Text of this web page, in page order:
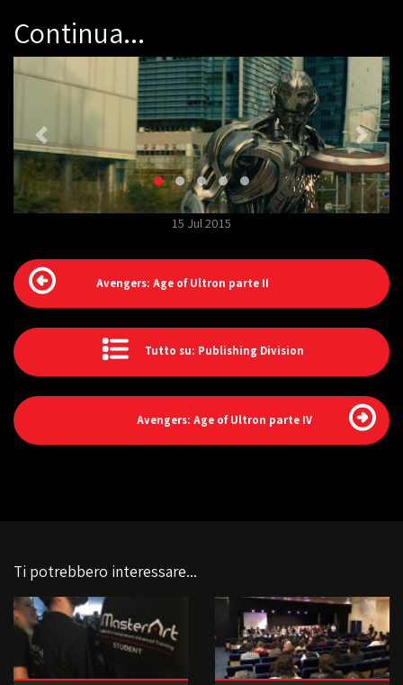
Continua...
15 Jul 2015
Avengers: Age of Ultron parte II
Tutto su: Publishing Division
Avengers: Age of Ultron parte IV
Ti potrebbero interessare...